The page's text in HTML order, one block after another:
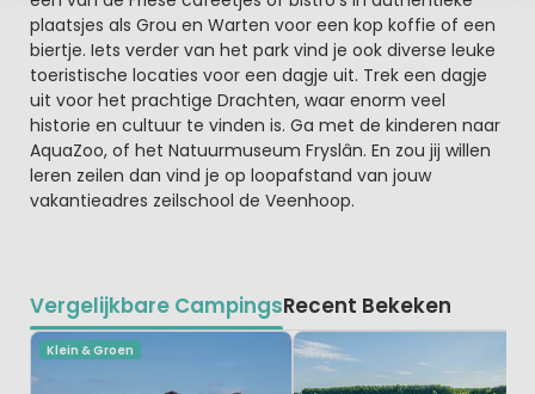
plaatsjes als Grou en Warten voor een kop koffie of een
biertje. Iets verder van het park vind je ook diverse leuke
toeristische locaties voor een dagje uit. Trek een dagje
uit voor het prachtige Drachten, waar enorm veel
historie en cultuur te vinden is. Ga met de kinderen naar
AquaZoo, of het Natuurmuseum Fryslân. En zou jij willen
leren zeilen dan vind je op loopafstand van jouw
vakantieadres zeilschool de Veenhoop.
Vergelijkbare CampingsRecent Bekeken
Klein & Groen